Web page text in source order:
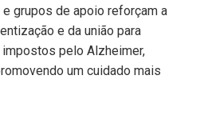
grupos de apoio reforçam a
e da união para
pelo Alzheimer,
um cuidado mais